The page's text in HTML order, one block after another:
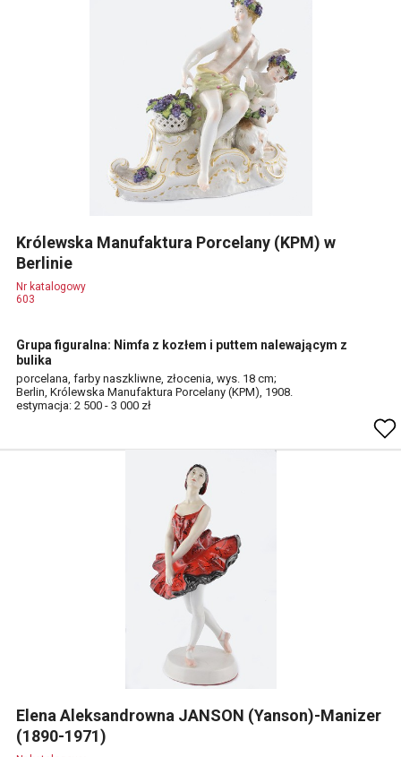
Królewska Manufaktura Porcelany (KPM) w
Berlinie
Nr katalogowy
603
Grupa figuralna: Nimfa z kozłem i puttem nalewającym z
bulika
porcelana, farby naszkliwne, złocenia, wys. 18 cm;
Berlin, Królewska Manufaktura Porcelany (KPM), 1908.
estymacja: 2 500 - 3 000 zł
Elena Aleksandrowna JANSON (Yanson)-Manizer
(1890-1971)